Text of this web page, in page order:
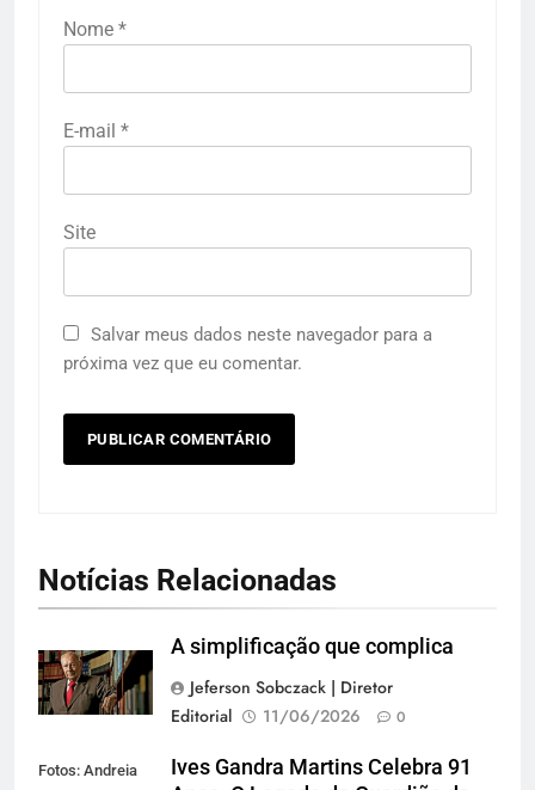
Nome *
E-mail *
Site
Salvar meus dados neste navegador para a
próxima vez que eu comentar.
Notícias Relacionadas
A simplificação que complica
Jeferson Sobczack | Diretor
Editorial
11/06/2026 0
Fotos: Andreia
Ives Gandra Martins Celebra 91